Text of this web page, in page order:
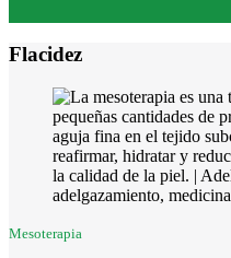
Flacidez
Mesoterapia